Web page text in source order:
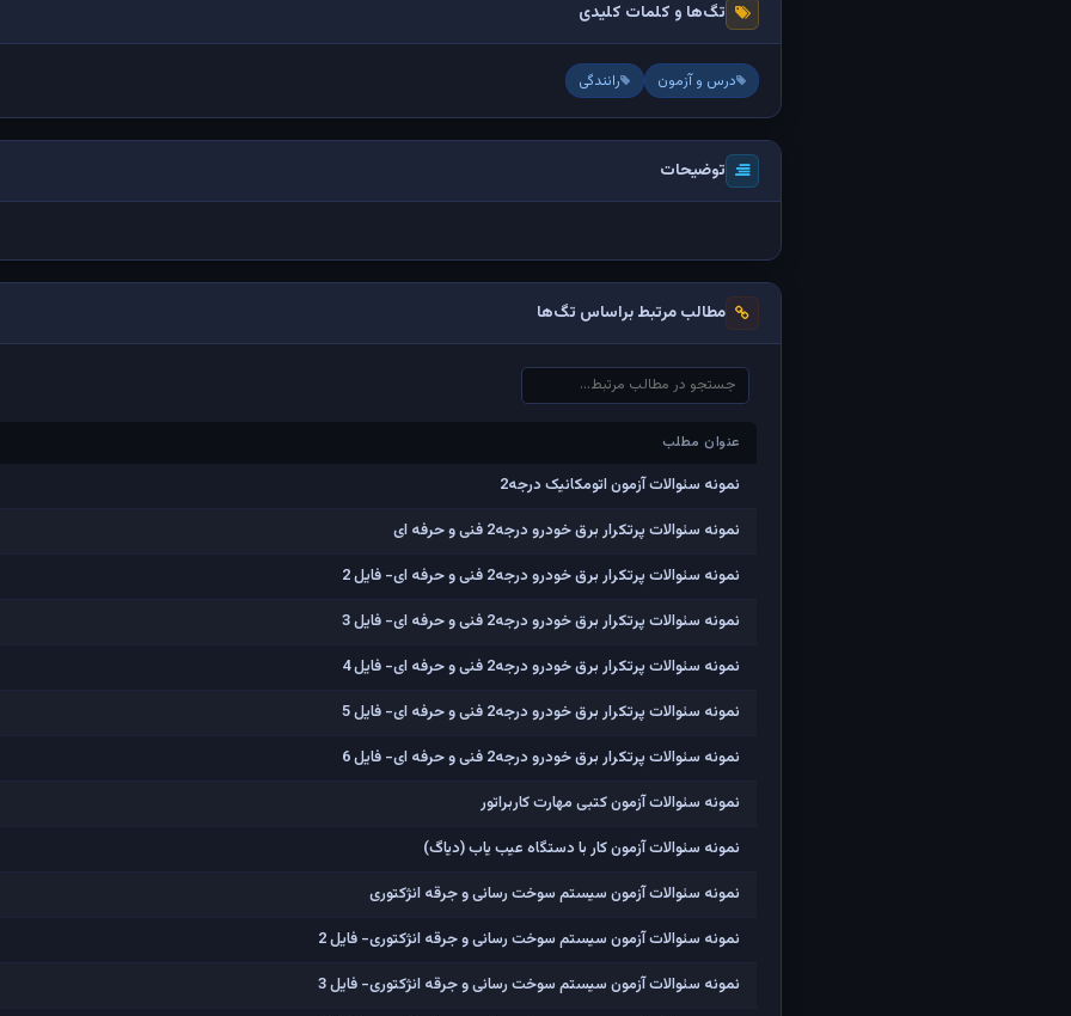
تگ‌ها و کلمات کلیدی
درس و آزمون رانندگی
توضیحات
مطالب مرتبط براساس تگ‌ها
عنوان مطلب
عنوان مطلب
نمونه سئوالات آزمون اتومکانیک درجه2
نمونه سئوالات پرتکرار برق خودرو درجه2 فنی و حرفه ای
نمونه سئوالات پرتکرار برق خودرو درجه2 فنی و حرفه ای- فایل 2
نمونه سئوالات پرتکرار برق خودرو درجه2 فنی و حرفه ای- فایل 3
نمونه سئوالات پرتکرار برق خودرو درجه2 فنی و حرفه ای- فایل 4
نمونه سئوالات پرتکرار برق خودرو درجه2 فنی و حرفه ای- فایل 5
نمونه سئوالات پرتکرار برق خودرو درجه2 فنی و حرفه ای- فایل 6
نمونه سئوالات آزمون کتبی مهارت کاربراتور
نمونه سئوالات آزمون کار با دستگاه عیب یاب (دیاگ)
نمونه سئوالات آزمون سیستم سوخت رسانی و جرقه انژکتوری
نمونه سئوالات آزمون سیستم سوخت رسانی و جرقه انژکتوری- فایل 2
نمونه سئوالات آزمون سیستم سوخت رسانی و جرقه انژکتوری- فایل 3